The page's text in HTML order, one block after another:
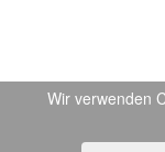
Wir verwenden